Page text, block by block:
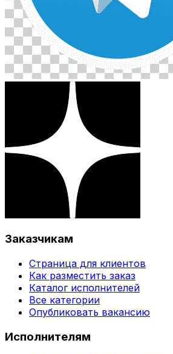
Заказчикам
Страница для клиентов
Как разместить заказ
Каталог исполнителей
Все категории
Опубликовать вакансию
Исполнителям